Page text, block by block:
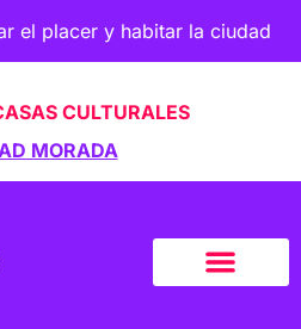
el placer y habitar la ciudad
CULTURALES
MORADA